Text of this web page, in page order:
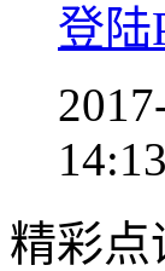
登陆
14:13
精彩点